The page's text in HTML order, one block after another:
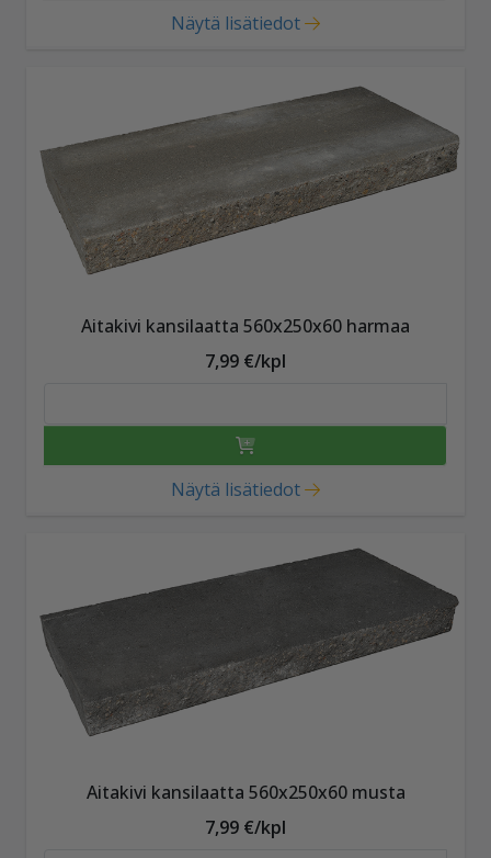
Näytä lisätiedot
Aitakivi kansilaatta 560x250x60 harmaa
7,99 €/kpl
Näytä lisätiedot
Aitakivi kansilaatta 560x250x60 musta
7,99 €/kpl